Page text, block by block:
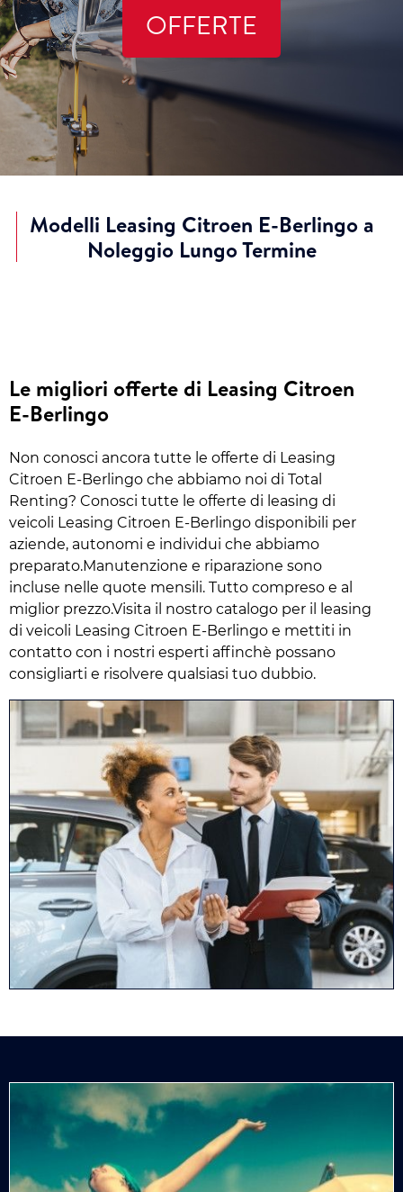
OFFERTE
Modelli Leasing Citroen E-Berlingo a
Noleggio Lungo Termine
Le migliori offerte di Leasing Citroen
E-Berlingo
Non conosci ancora tutte le offerte di Leasing
Citroen E-Berlingo che abbiamo noi di Total
Renting? Conosci tutte le offerte di leasing di
veicoli Leasing Citroen E-Berlingo disponibili per
aziende, autonomi e individui che abbiamo
preparato.Manutenzione e riparazione sono
incluse nelle quote mensili. Tutto compreso e al
miglior prezzo.Visita il nostro catalogo per il leasing
di veicoli Leasing Citroen E-Berlingo e mettiti in
contatto con i nostri esperti affinchè possano
consigliarti e risolvere qualsiasi tuo dubbio.